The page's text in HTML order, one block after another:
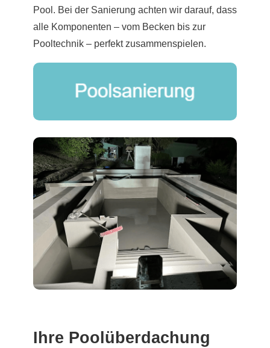
Pool. Bei der Sanierung achten wir darauf, dass
alle Komponenten – vom Becken bis zur
Pooltechnik – perfekt zusammenspielen.
Ihre Poolüberdachung